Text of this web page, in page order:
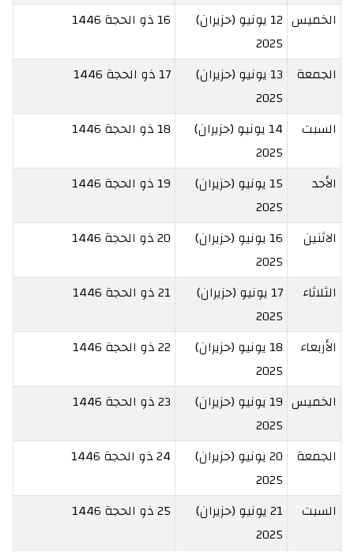
الخميس
12 يونيو (حزيران)
2025
16 ذو الحجة 1446
الجمعة
13 يونيو (حزيران)
2025
17 ذو الحجة 1446
السبت
14 يونيو (حزيران)
2025
18 ذو الحجة 1446
الأحد
15 يونيو (حزيران)
2025
19 ذو الحجة 1446
الاثنين
16 يونيو (حزيران)
2025
20 ذو الحجة 1446
الثلاثاء
17 يونيو (حزيران)
2025
21 ذو الحجة 1446
الأربعاء
18 يونيو (حزيران)
2025
22 ذو الحجة 1446
الخميس
19 يونيو (حزيران)
2025
23 ذو الحجة 1446
الجمعة
20 يونيو (حزيران)
2025
24 ذو الحجة 1446
السبت
21 يونيو (حزيران)
2025
25 ذو الحجة 1446